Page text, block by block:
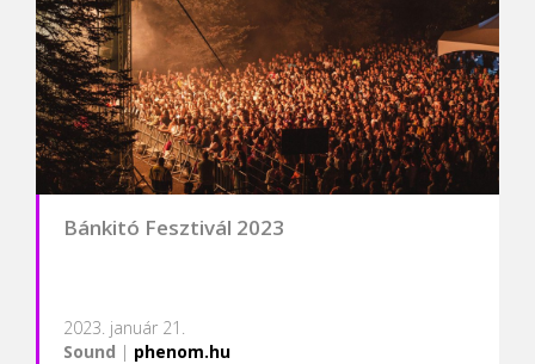
Bánkitó Fesztivál 2023
2023. január 21.
Sound | phenom.hu